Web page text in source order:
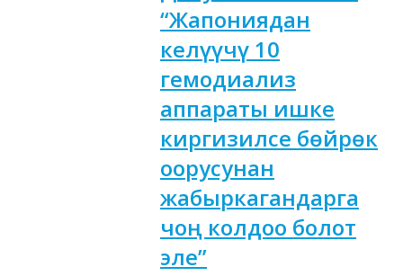
“Жапониядан
келүүчү 10
гемодиализ
аппараты ишке
киргизилсе бөйрөк
оорусунан
жабыркагандарга
чоң колдоо болот
эле”